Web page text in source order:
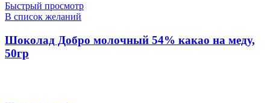
Быстрый просмотр
В список желаний
Шоколад Добро молочный 54% какао на меду,
50гр